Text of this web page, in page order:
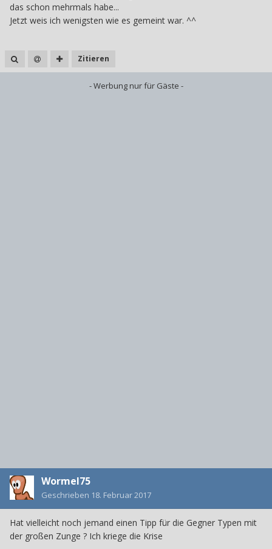
das schon mehrmals habe...
Jetzt weis ich wenigsten wie es gemeint war. ^^
Zitieren
- Werbung nur für Gäste -
Wormel75
Geschrieben 18. Februar 2017
Hat vielleicht noch jemand einen Tipp für die Gegner Typen mit
der großen Zunge ? Ich kriege die Krise